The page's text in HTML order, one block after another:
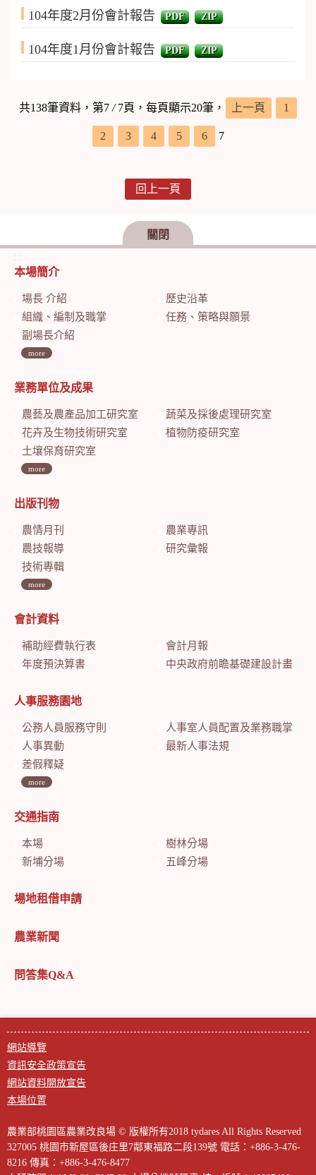
104年度2月份會計報告 PDF ZIP
104年度1月份會計報告 PDF ZIP
共138筆資料，第7/7頁，每頁顯示20筆， 上一頁 1
2 3 4 5 6 7
回上一頁
關閉
:::
本場簡介
場長 介紹
歷史沿革
組織、編制及職掌
任務、策略與願景
副場長介紹
more
業務單位及成果
農藝及農產品加工研究室
蔬菜及採後處理研究室
花卉及生物技術研究室
植物防疫研究室
土壤保育研究室
more
出版刊物
農情月刊
農業專訊
農技報導
研究彙報
技術專輯
more
會計資料
補助經費執行表
會計月報
年度預決算書
中央政府前瞻基礎建設計畫特別預算會計月報
人事服務園地
公務人員服務守則
人事室人員配置及業務職掌
人事異動
最新人事法規
差假釋疑
more
交通指南
本場
樹林分場
新埔分場
五峰分場
場地租借申請
農業新聞
問答集Q&A
網站導覽
資訊安全政策宣告
網站資料開放宣告
本場位置
農業部桃園區農業改良場 © 版權所有2018 tydares All Rights Reserved
327005 桃園市新屋區後庄里7鄰東福路二段139號 電話：+886-3-476-
8216 傳真：+886-3-476-8477